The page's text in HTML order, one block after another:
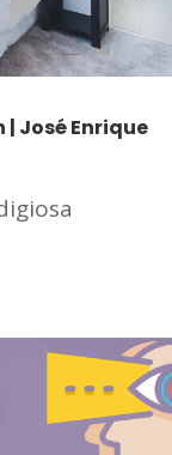
José Enrique